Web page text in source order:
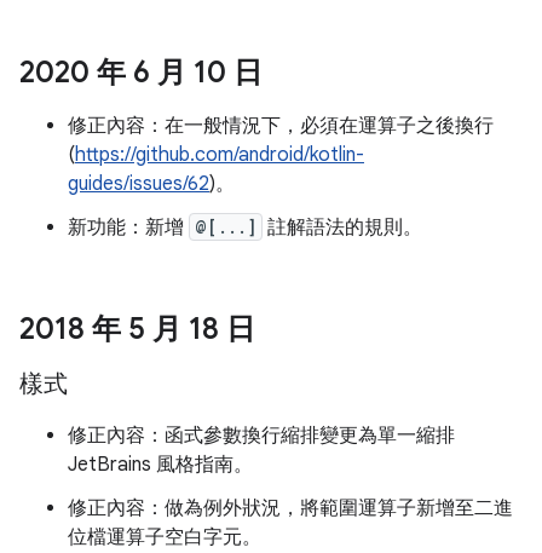
2020 年 6 月 10 日
修正內容：在一般情況下，必須在運算子之後換行
(https://github.com/android/kotlin-
guides/issues/62)。
新功能：新增 @[...] 註解語法的規則。
2018 年 5 月 18 日
樣式
修正內容：函式參數換行縮排變更為單一縮排
JetBrains 風格指南。
修正內容：做為例外狀況，將範圍運算子新增至二進
位檔運算子空白字元。